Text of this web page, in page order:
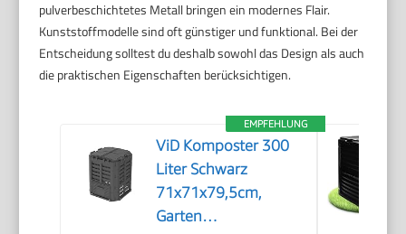
pulverbeschichtetes Metall bringen ein modernes Flair.
Kunststoffmodelle sind oft günstiger und funktional. Bei der
Entscheidung solltest du deshalb sowohl das Design als auch
die praktischen Eigenschaften berücksichtigen.
EMPFEHLUNG
ViD Komposter 300
Liter Schwarz
71x71x79,5cm,
Garten